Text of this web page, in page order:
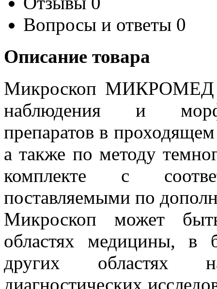
Вопросы и ответы 0
Описание товара
Микроскоп МИКРОМЕД
наблюдения и
препаратов в
а также по методу
комплекте с
поставляемыми по
Микроскоп может
областях медицины, в
других областях
диагностических